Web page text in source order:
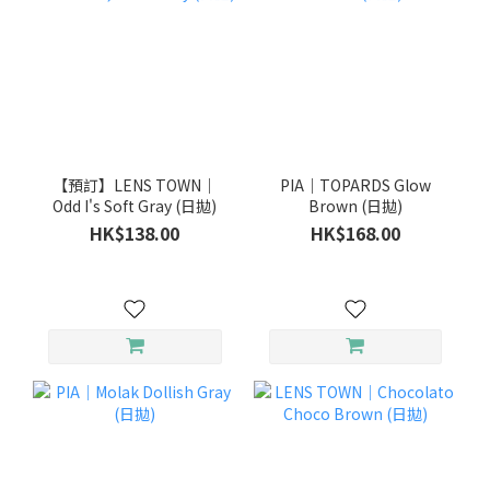
【預訂】LENS TOWN｜
Odd I's Soft Gray (日拋)
HK$138.00
PIA｜TOPARDS Glow
Brown (日拋)
HK$168.00